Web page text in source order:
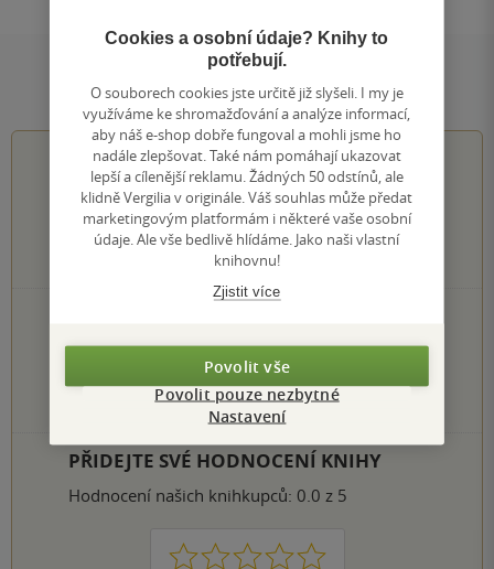
Hodnocení a recenze čtenářů
0.0z5
hodnocení čtenářů
0×
4 hvězdičky
0×
3 hvězdičky
0×
2 hvězdičky
0×
1 hvezdička
PŘIDEJTE SVÉ HODNOCENÍ KNIHY
Hodnocení našich knihkupců: 0.0 z 5
1 2 3 4 5
Cookies a osobní údaje? Knihy to
potřebují.
O souborech cookies jste určitě již slyšeli. I my je
využíváme ke shromažďování a analýze informací,
aby náš e-shop dobře fungoval a mohli jsme ho
nadále zlepšovat. Také nám pomáhají ukazovat
lepší a cílenější reklamu. Žádných 50 odstínů, ale
klidně Vergilia v originále. Váš souhlas může předat
marketingovým platformám i některé vaše osobní
údaje. Ale vše bedlivě hlídáme. Jako naši vlastní
knihovnu!
Zjistit více
Povolit vše
Povolit pouze nezbytné
Nastavení